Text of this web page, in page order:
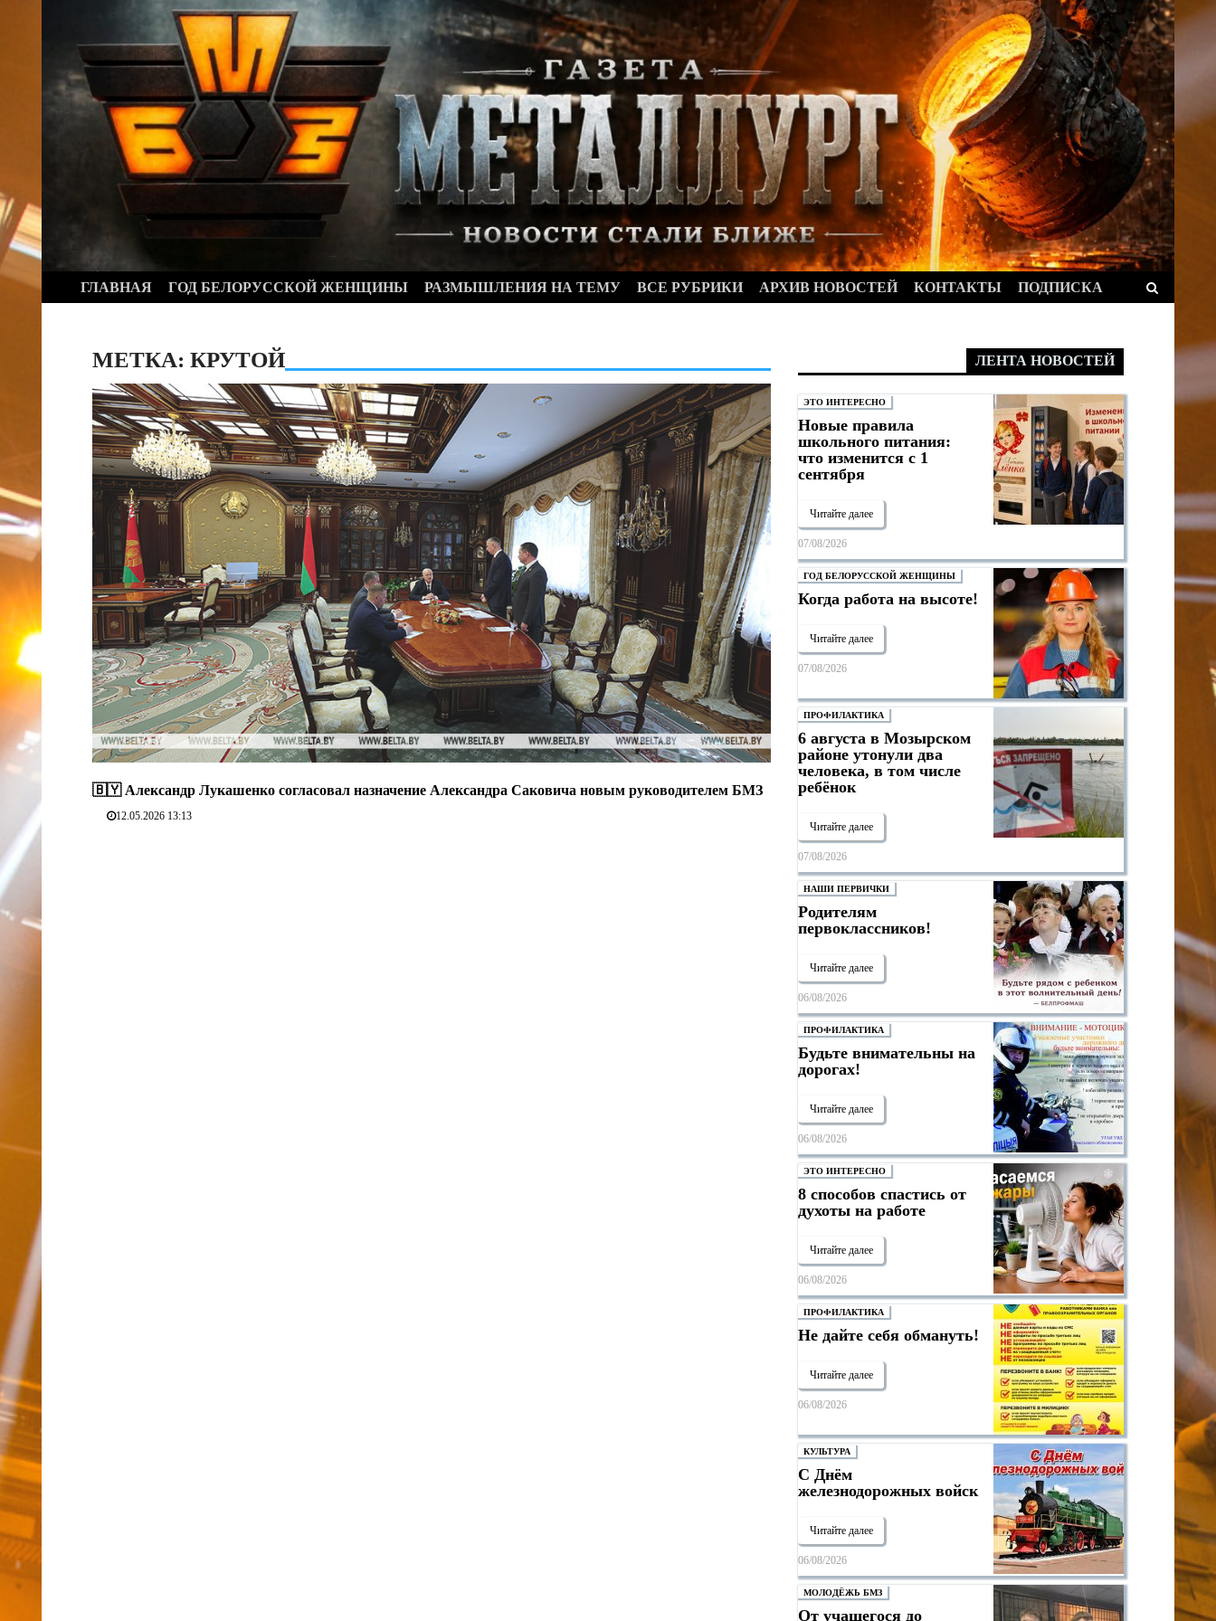
ГЛАВНАЯ ГОД БЕЛОРУССКОЙ ЖЕНЩИНЫ РАЗМЫШЛЕНИЯ НА ТЕМУ ВСЕ РУБРИКИ АРХИВ НОВОСТЕЙ КОНТАКТЫ ПОДПИСКА
МЕТКА: КРУТОЙ
🇧🇾 Александр Лукашенко согласовал назначение Александра Саковича новым руководителем БМЗ
12.05.2026 13:13
ЛЕНТА НОВОСТЕЙ
ЭТО ИНТЕРЕСНО
Новые правила
школьного питания:
что изменится с 1
сентября
Читайте далее
07/08/2026
ГОД БЕЛОРУССКОЙ ЖЕНЩИНЫ
Когда работа на высоте!
Читайте далее
07/08/2026
ПРОФИЛАКТИКА
6 августа в Мозырском
районе утонули два
человека, в том числе
ребёнок
Читайте далее
07/08/2026
НАШИ ПЕРВИЧКИ
Родителям
первоклассников!
Читайте далее
06/08/2026
ПРОФИЛАКТИКА
Будьте внимательны на
дорогах!
Читайте далее
06/08/2026
ЭТО ИНТЕРЕСНО
8 способов спастись от
духоты на работе
Читайте далее
06/08/2026
ПРОФИЛАКТИКА
Не дайте себя обмануть!
Читайте далее
06/08/2026
КУЛЬТУРА
С Днём
железнодорожных войск
Читайте далее
06/08/2026
МОЛОДЁЖЬ БМЗ
От учащегося до